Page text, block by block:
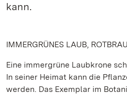
kann.
IMMERGRÜNES LAUB,
Eine immergrüne Laubkrone
In seiner Heimat kann die
werden. Das Exemplar im